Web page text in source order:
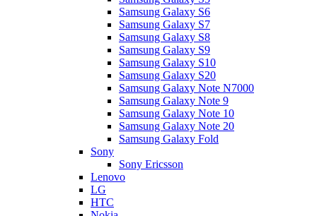
Samsung Galaxy S6
Samsung Galaxy S7
Samsung Galaxy S8
Samsung Galaxy S9
Samsung Galaxy S10
Samsung Galaxy S20
Samsung Galaxy Note N7000
Samsung Galaxy Note 9
Samsung Galaxy Note 10
Samsung Galaxy Note 20
Samsung Galaxy Fold
Sony
Sony Ericsson
Lenovo
LG
HTC